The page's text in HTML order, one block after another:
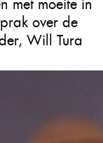
met moeite in
over de
Will Tura